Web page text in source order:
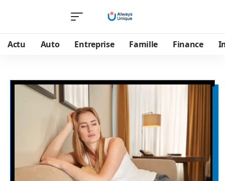
Actu Auto Entreprise Famille Finance